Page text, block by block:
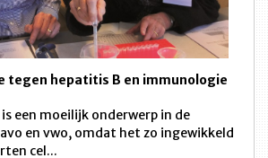
tegen hepatitis B en immunologie
een moeilijk onderwerp in de
en vwo, omdat het zo ingewikkeld
cel...